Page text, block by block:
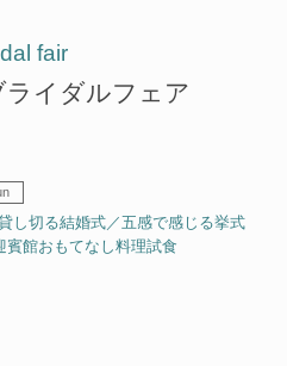
fair
ライダルフェア
し切る結婚式／五感で感じる挙式
賓館おもてなし料理試食